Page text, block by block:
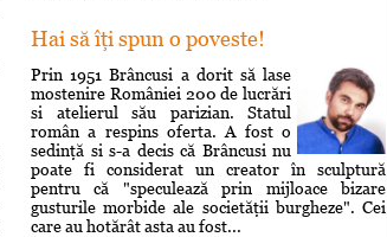
Hai să îţi spun o poveste!
Prin 1951 Brâncusi a dorit să lase
mostenire României 200 de lucrări
si atelierul său parizian. Statul
român a respins oferta. A fost o
sedinţă si s-a decis că Brâncusi nu
poate fi considerat un creator în sculptură
pentru că "speculează prin mijloace bizare
gusturile morbide ale societăţii burgheze". Cei
care au hotărât asta au fost...